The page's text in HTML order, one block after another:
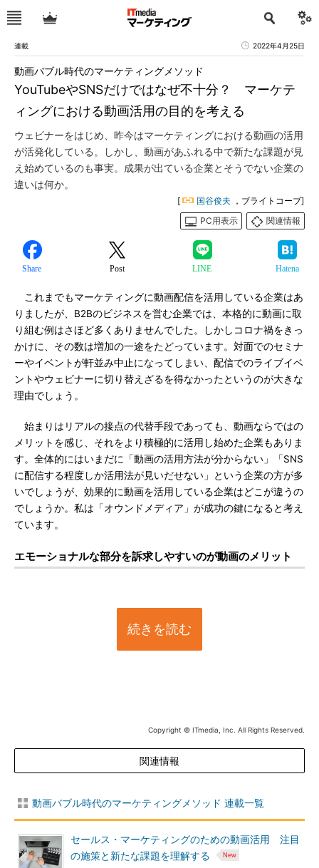
連載 2022年4月25日
YouTubeやSNSだけではなぜ不十分？ マーケテ
ィングにおける動画活用の目的を考える
動画バブル時代のマーケティングメソッド
ウェビナーをはじめ、昨今はマーケティングにおける動画の活用
が活発化している。しかし、動画があふれる中で新たな課題が見
え始めているのも事実。成果が出ている企業とそうでない企業の
違いは何か。
[ 国谷俊夫 ，ブライトコーブ]
PC用表示
関連情報
Share Post LINE Hatena
これまでもマーケティングに動画配信を活用している企業はあ
りましたが、B2Bのビジネスを営む企業では、本格的に動画に取
り組む例はさほど多くありませんでした。しかしコロナ禍をきっ
かけに、その数は増加の一途をたどっています。対面でのセミナ
ーやイベントが軒並み中止になってしまい、配信でのライブイベ
ントやウェビナーに切り替えざるを得なかったというのが大きな
理由でしょう。
始まりはリアルの接点の代替手段であっても、動画ならではの
メリットを感じ、それをより積極的に活用し始めた企業もありま
す。全体的にはいまだに「動画の活用方法が分からない」「SNS
に配信する程度しか活用法が見いだせない」という企業の方が多
いでしょうが、効果的に動画を活用している企業はどこが違うの
でしょうか。私は「オウンドメディア」が成功の鍵になると考え
ています。
エモーショナルな部分を訴求しやすいのが動画のメリット
続きを読む
Copyright © ITmedia, Inc. All Rights Reserved.
関連情報
動画バブル時代のマーケティングメソッド 連載一覧
セールス・マーケティングのための動画活用 注目
の施策と新たな課題を理解する